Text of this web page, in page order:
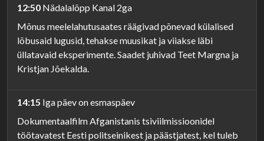
12:50 Nädalalõpp Kanal 2ga
Mõnus meelelahutusaates räägivad põnevad külalised
lõbusaid lugusid, tehakse muusikat ja viiakse läbi
üllatavaid eksperimente. Saadet juhivad Teet Margna ja
Kristjan Jõekalda.
14:15 Iga päev on esmaspäev
Dokumentaalfilm Afganistanis tsiviilmissioonidel
töötavatest Eesti politseinikest ja päästjatest, kel tuleb